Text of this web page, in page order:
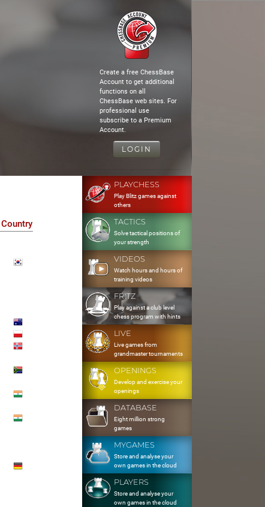
Create a free ChessBase
Account to get additional
functions on all
ChessBase web sites. For
professional use
subscribe to a Premium
Account.
LOGIN
Country
PLAYCHESS
Play Blitz games against
others
TACTICS
Solve tactical positions of
your strength
VIDEOS
Watch hours and hours of
training videos
FRITZ
Play against a club level
chess program with hints
LIVE
Live games from
grandmaster tournaments
OPENINGS
Develop and exercise your
openings
DATABASE
Eight million strong
games
MYGAMES
Store and analyse your
own games in the cloud
PLAYERS
Store and analyse your
own games in the cloud